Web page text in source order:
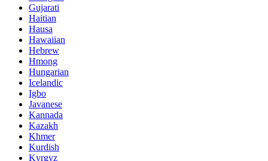
Gujarati
Haitian
Hausa
Hawaiian
Hebrew
Hmong
Hungarian
Icelandic
Igbo
Javanese
Kannada
Kazakh
Khmer
Kurdish
Kyrgyz